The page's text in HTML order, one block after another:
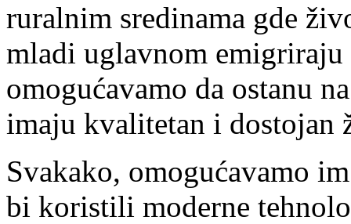
ruralnim sredinama gde
mladi uglavnom emigriraju
omogućavamo da ostanu
imaju kvalitetan i dostojan
Svakako, omogućavamo
bi koristili moderne